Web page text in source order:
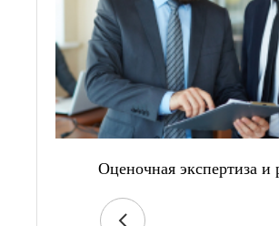
Оценочная экспертиза и